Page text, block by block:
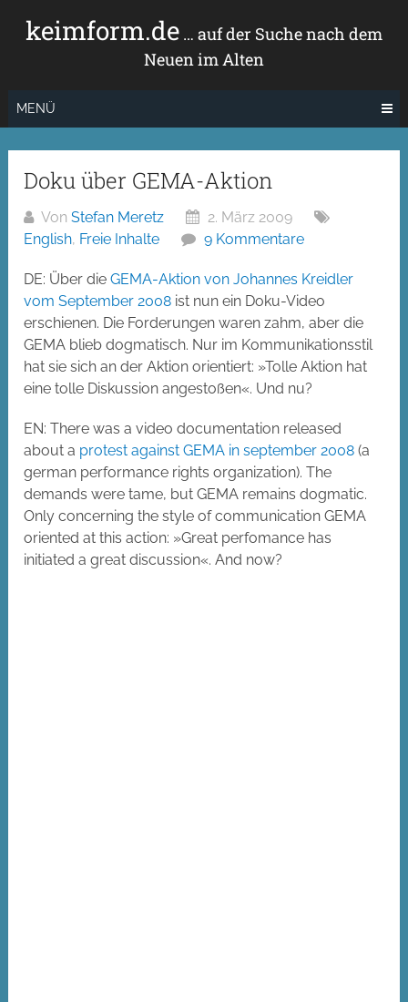
Inhaltkeimform.de… auf der Suche nach dem
Neuen im Alten
MENÜ
Doku über GEMA-Aktion
VonStefan Meretz
2. März 2009
English, Freie Inhalte 9 Kommentare
DE: Über dieGEMA-Aktion von Johannes Kreidler
vom September 2008 ist nun ein Doku-Video
erschienen. Die Forderungen waren zahm, aber die
GEMA blieb dogmatisch. Nur im Kommunikationsstil
hat sie sich an der Aktion orientiert: »Tolle Aktion hat
eine tolle Diskussion angestoßen«. Und nu?
EN: There was a video documentation released
about a protest against GEMA in september 2008 (a
german performance rights organization). The
demands were tame, but GEMA remains dogmatic.
Only concerning the style of communication GEMA
oriented at this action: »Great perfomance has
initiated a great discussion«. And now?